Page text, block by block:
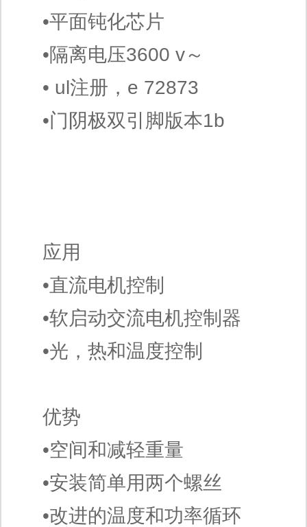
•平面钝化芯片
•隔离电压3600 v～
• ul注册，e 72873
•门阴极双引脚版本1b
应用
•直流电机控制
•软启动交流电机控制器
•光，热和温度控制
优势
•空间和减轻重量
•安装简单用两个螺丝
•改进的温度和功率循环